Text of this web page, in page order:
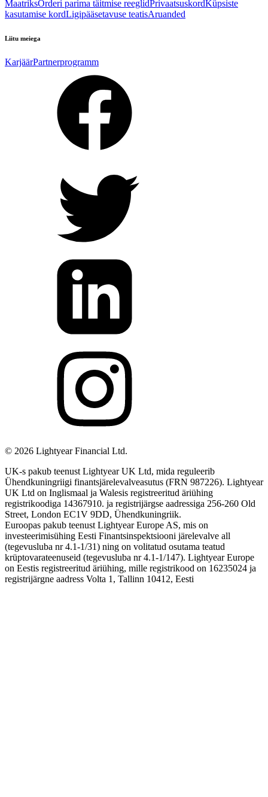
MaatriksOrderi parima täitmise reeglidPrivaatsuskordKüpsiste
kasutamise kordLigipääsetavuse teatisAruanded
Liitu meiega
KarjäärPartnerprogramm
© 2026 Lightyear Financial Ltd.
UK-s pakub teenust Lightyear UK Ltd, mida reguleerib
Ühendkuningriigi finantsjärelevalveasutus (FRN 987226). Lightyear
UK Ltd on Inglismaal ja Walesis registreeritud äriühing
registrikoodiga 14367910. ja registrijärgse aadressiga 256-260 Old
Street, London EC1V 9DD, Ühendkuningriik.
Euroopas pakub teenust Lightyear Europe AS, mis on
investeerimisühing Eesti Finantsinspektsiooni järelevalve all
(tegevusluba nr 4.1-1/31) ning on volitatud osutama teatud
krüptovarateenuseid (tegevusluba nr 4.1-1/147). Lightyear Europe
on Eestis registreeritud äriühing, mille registrikood on 16235024 ja
registrijärgne aadress Volta 1, Tallinn 10412, Eesti